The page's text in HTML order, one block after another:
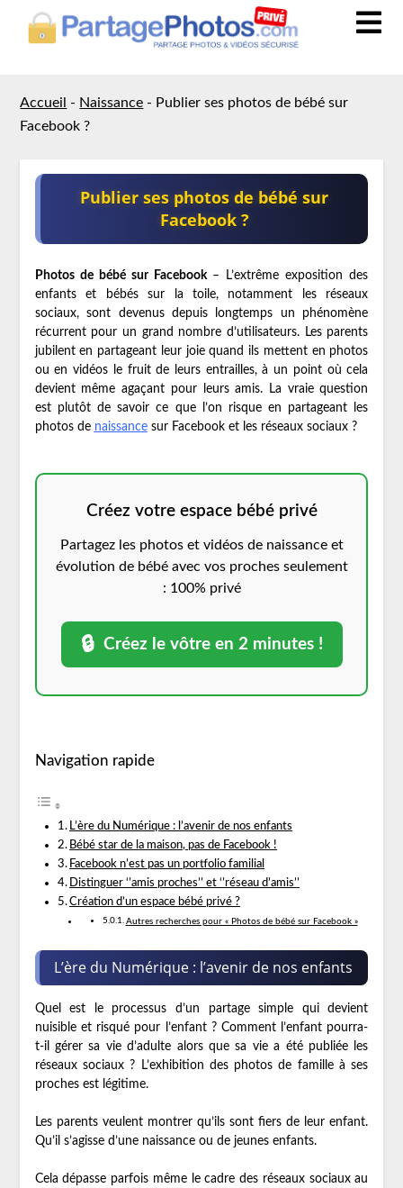
Accueil - Naissance - Publier ses photos de bébé sur
Facebook ?
Publier ses photos de bébé sur
Facebook ?
Photos de bébé sur Facebook– L’extrême exposition des
enfants et bébés sur la toile, notamment les réseaux
sociaux, sont devenus depuis longtemps un phénomène
récurrent pour un grand nombre d’utilisateurs. Les parents
jubilent en partageant leur joie quand ils mettent en photos
ou en vidéos le fruit de leurs entrailles, à un point où cela
devient même agaçant pour leurs amis. La vraie question
est plutôt de savoir ce que l’on risque en partageant les
photos de naissancesur Facebook et les réseaux sociaux ?
Créez votre espace bébé privé
Partagez les photos et vidéos de naissance et
évolution de bébé avec vos proches seulement
: 100% privé
🔒 Créez le vôtre en 2 minutes !
Navigation rapide
L’ère du Numérique : l’avenir de nos enfants
Bébé star de la maison, pas de Facebook !
Facebook n’est pas un portfolio familial
Distinguer ‘’amis proches’’ et ‘’réseau d’amis’’
Création d’un espace bébé privé ?
Autres recherches pour « Photos de bébé sur Facebook »
L’ère du Numérique : l’avenir de nos enfants
Quel est le processus d’un partage simple qui devient
nuisible et risqué pour l’enfant ? Comment l’enfant pourra-
t-il gérer sa vie d’adulte alors que sa vie a été publiée les
réseaux sociaux ? L’exhibition des photos de famille à ses
proches est légitime.
Les parents veulent montrer qu’ils sont fiers de leur enfant.
Qu’il s’agisse d’une naissance ou de jeunes enfants.
Cela dépasse parfois même le cadre des réseaux sociaux au